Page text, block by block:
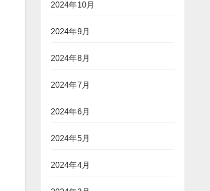
2024年10月
2024年9月
2024年8月
2024年7月
2024年6月
2024年5月
2024年4月